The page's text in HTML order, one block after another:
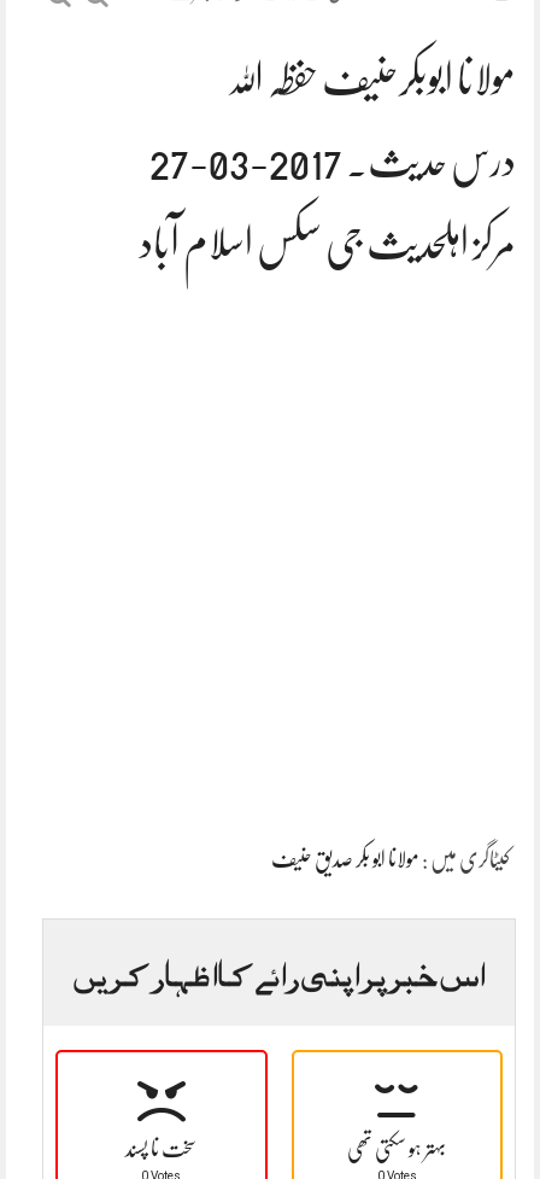
مولانا ابوبکرحنیف حفظہ اللہ
درس حدیث. 2017-03-27
مرکز اہلحدیث جی سکس اسلام آباد
کیٹاگری میں : مولانا ابو بکر صدیق حنیف
اس خبر پر اپنی رائے کا اظہار کریں
سخت نا پسند
0 Votes
بہتر ہو سکتی تھی
0 Votes